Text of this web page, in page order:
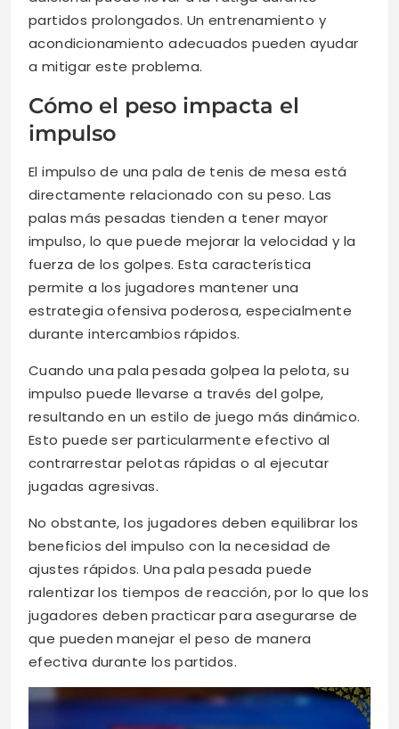
partidos prolongados. Un entrenamiento y
acondicionamiento adecuados pueden ayudar
a mitigar este problema.
Cómo el peso impacta el
impulso
El impulso de una pala de tenis de mesa está
directamente relacionado con su peso. Las
palas más pesadas tienden a tener mayor
impulso, lo que puede mejorar la velocidad y la
fuerza de los golpes. Esta característica
permite a los jugadores mantener una
estrategia ofensiva poderosa, especialmente
durante intercambios rápidos.
Cuando una pala pesada golpea la pelota, su
impulso puede llevarse a través del golpe,
resultando en un estilo de juego más dinámico.
Esto puede ser particularmente efectivo al
contrarrestar pelotas rápidas o al ejecutar
jugadas agresivas.
No obstante, los jugadores deben equilibrar los
beneficios del impulso con la necesidad de
ajustes rápidos. Una pala pesada puede
ralentizar los tiempos de reacción, por lo que los
jugadores deben practicar para asegurarse de
que pueden manejar el peso de manera
efectiva durante los partidos.